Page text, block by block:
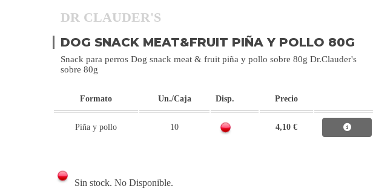
DR CLAUDER'S
DOG SNACK MEAT&FRUIT PIÑA Y POLLO 80G
Snack para perros Dog snack meat & fruit piña y pollo sobre 80g Dr.Clauder's
sobre 80g
Formato Un./Caja Disp. Precio
Piña y pollo 10 4,10 €
Sin stock. No Disponible.